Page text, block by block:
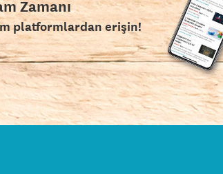
Zamanı
platformlardan erişin!